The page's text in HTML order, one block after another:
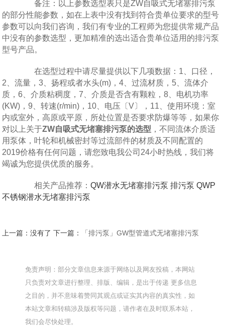
备注：以上参数选型表只是ZW自吸式无堵塞排污泵
的部分性能参数，如在上表中没有找到符合贵单位要求的型号
参数可以向我们咨询，我们有专业的工程师为您提供常规产品
中没有的参数选型，更加精准的选出适合贵单位适用的排污泵
型号产品。
在选型过程中请尽量提供以下几项数据：1、口径，
2、流量，3、扬程或者水头(m)，4、过流材质，5、流体介
质，6、介质粘稠度，7、介质是否含有颗粒，8、电机功率
(KW)，9、转速(r/min)，10、电压〔V〕，11、使用环境：室
内或室外，高原或平原，所处位置是否要求防爆等等，如果你
对以上关于ZW自吸式无堵塞排污泵的选型 ，不同流体介质适
用泵体，叶轮和机械密封等过流部件的材质及不同配置的
2019价格有任何问题，请您致电我公司24小时热线，我们将
竭诚为您提供优质的服务。
相关产品推荐：QW潜水无堵塞排污泵 排污泵 QWP
不锈钢潜水无堵塞排污泵
上一篇：没有了 下一篇： 「排污泵」GW型管道式无堵塞排污泵
免责声明：部分文章信息来源于网络以及网友投稿，本网站
只负责对文章进行整理、排版、编辑，是出于传递 更多信息
之目的，并不意味着赞同其观点或证实其内容的真实性，如
本站文章和转稿涉及版权等问题，请作者在及时联系本站，
我们会尽快处理。